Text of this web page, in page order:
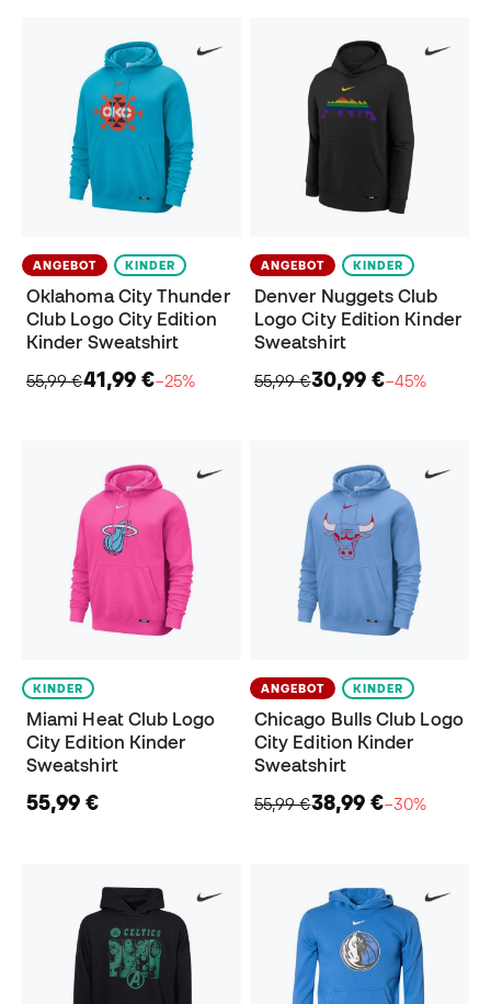
ANGEBOT KINDER
Oklahoma City Thunder
Club Logo City Edition
Kinder Sweatshirt
55,99 €41,99 €−25%
ANGEBOT KINDER
Denver Nuggets Club
Logo City Edition Kinder
Sweatshirt
55,99 €30,99 €−45%
KINDER
Miami Heat Club Logo
City Edition Kinder
Sweatshirt
55,99 €
ANGEBOT KINDER
Chicago Bulls Club Logo
City Edition Kinder
Sweatshirt
55,99 €38,99 €−30%